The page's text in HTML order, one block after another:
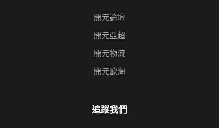
開元論壇
開元亞超
開元物流
開元歐淘
追蹤我們